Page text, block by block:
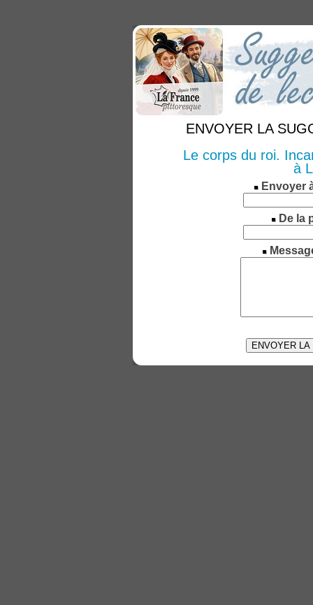
ENVOYER LA
Le corps du roi.
à
Envoyer
De la